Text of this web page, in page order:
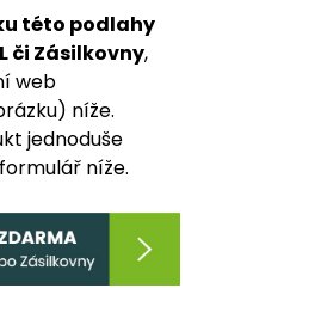
této podlahy
či Zásilkovny,
web
níže.
jednoduše
níže.